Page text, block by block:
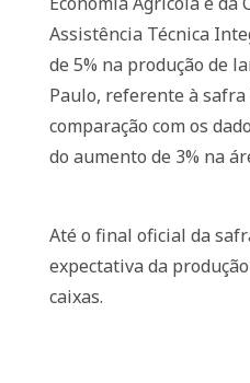
Assistência Técnica
de 5% na produção de
Paulo, referente à safra
comparação com os
do aumento de 3% na
Até o final oficial da
expectativa da
caixas.